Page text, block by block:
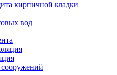
кирпичной кладки
вод